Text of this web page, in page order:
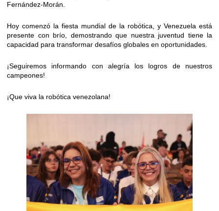
Fernández-Morán.
Hoy comenzó la fiesta mundial de la robótica, y Venezuela está
presente con brío, demostrando que nuestra juventud tiene la
capacidad para transformar desafíos globales en oportunidades.
¡Seguiremos informando con alegría los logros de nuestros
campeones!
¡Que viva la robótica venezolana!